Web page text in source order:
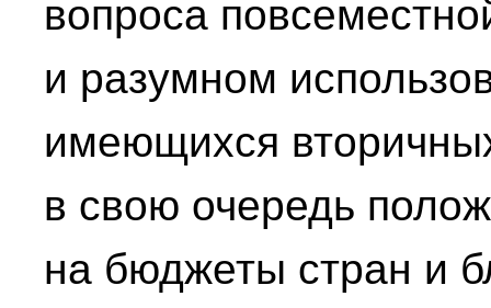
вопроса
и разумном
имеющихся
в свою очередь
на бюджеты стран и